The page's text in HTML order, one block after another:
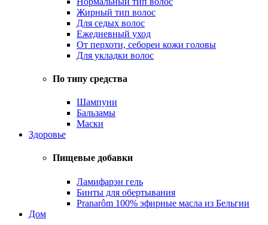
Жирный тип волос
Для седых волос
Ежедневный уход
От перхоти, себореи кожи головы
Для укладки волос
По типу средства
Шампуни
Бальзамы
Маски
Здоровье
Пищевые добавки
Ламифарэн гель
Бинты для обертывания
Pranarôm 100% эфирные масла из Бельгии
Дом